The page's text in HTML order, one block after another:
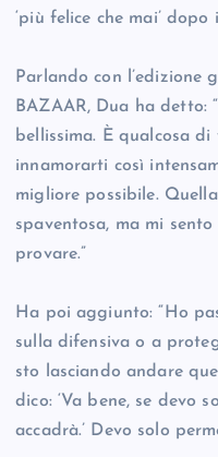
‘più felice che mai’
Parlando con l’edizione
BAZAAR, Dua ha detto:
bellissima. È qualcosa
innamorarti così
migliore possibile.
spaventosa, ma mi
provare.”
Ha poi aggiunto: “Ho
sulla difensiva o a
sto lasciando andare
dico: ‘Va bene, se devo
accadrà.’ Devo solo